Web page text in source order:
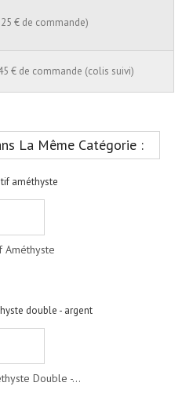
€ de commande)
€ de commande (colis suivi)
La Même Catégorie :
Améthyste
Double -...